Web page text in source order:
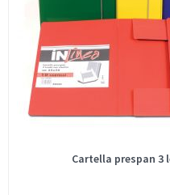
Cartella prespan 3